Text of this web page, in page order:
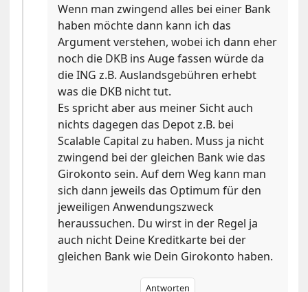
Wenn man zwingend alles bei einer Bank
haben möchte dann kann ich das
Argument verstehen, wobei ich dann eher
noch die DKB ins Auge fassen würde da
die ING z.B. Auslandsgebühren erhebt
was die DKB nicht tut.
Es spricht aber aus meiner Sicht auch
nichts dagegen das Depot z.B. bei
Scalable Capital zu haben. Muss ja nicht
zwingend bei der gleichen Bank wie das
Girokonto sein. Auf dem Weg kann man
sich dann jeweils das Optimum für den
jeweiligen Anwendungszweck
heraussuchen. Du wirst in der Regel ja
auch nicht Deine Kreditkarte bei der
gleichen Bank wie Dein Girokonto haben.
Antworten